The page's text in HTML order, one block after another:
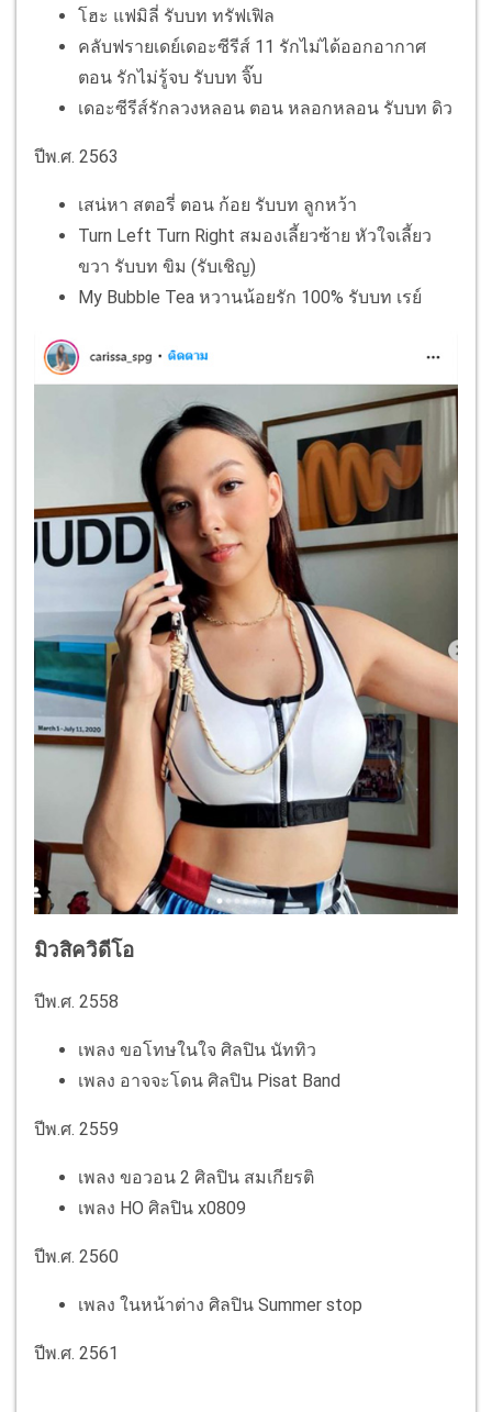
โฮะ แฟมิลี่ รับบท ทรัฟเฟิล
คลับฟรายเดย์เดอะซีรีส์ 11 รักไม่ได้ออกอากาศ
ตอน รักไม่รู้จบ รับบท จิ๊บ
เดอะซีรีส์รักลวงหลอน ตอน หลอกหลอน รับบท ดิว
ปีพ.ศ. 2563
เสน่หา สตอรี่ ตอน ก้อย รับบท ลูกหว้า
Turn Left Turn Right สมองเลี้ยวซ้าย หัวใจเลี้ยว
ขวา รับบท ขิม (รับเชิญ)
My Bubble Tea หวานน้อยรัก 100% รับบท เรย์
มิวสิควิดีโอ
ปีพ.ศ. 2558
เพลง ขอโทษในใจ ศิลปิน นัททิว
เพลง อาจจะโดน ศิลปิน Pisat Band
ปีพ.ศ. 2559
เพลง ขอวอน 2 ศิลปิน สมเกียรติ
เพลง HO ศิลปิน x0809
ปีพ.ศ. 2560
เพลง ในหน้าต่าง ศิลปิน Summer stop
ปีพ.ศ. 2561